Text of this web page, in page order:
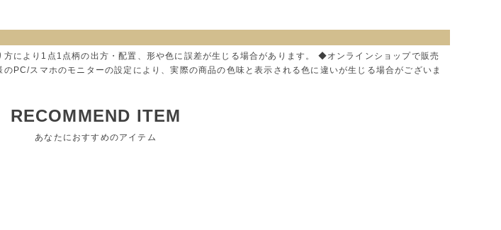
により1点1点柄の出方・配置、形や色に誤差が生じる場合があります。 ◆オンラインショップで販売
PC/スマホのモニターの設定により、実際の商品の色味と表示される色に違いが生じる場合がございま
RECOMMEND ITEM
あなたにおすすめのアイテム